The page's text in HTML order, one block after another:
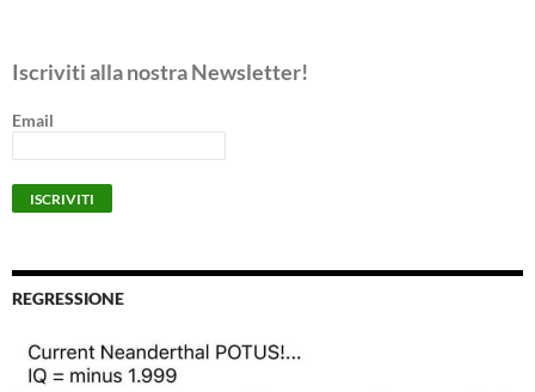
Iscriviti alla nostra Newsletter!
Email
REGRESSIONE